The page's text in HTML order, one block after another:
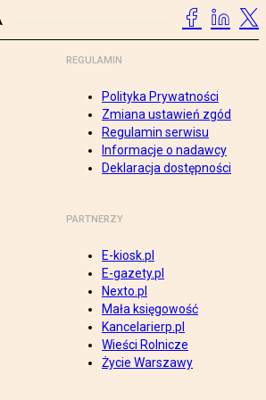
REGULAMIN
Polityka Prywatności
Zmiana ustawień zgód
Regulamin serwisu
Informacje o nadawcy
Deklaracja dostępności
PARTNERZY
E-kiosk.pl
E-gazety.pl
Nexto.pl
Mała księgowość
Kancelarierp.pl
Wieści Rolnicze
Życie Warszawy